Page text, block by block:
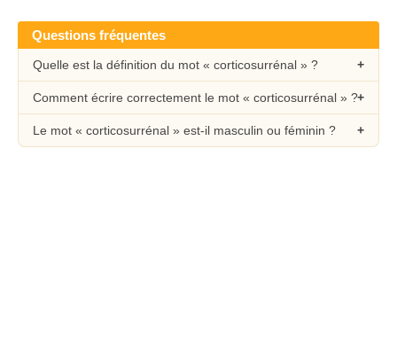
Questions fréquentes
Quelle est la définition du mot « corticosurrénal » ?
Comment écrire correctement le mot « corticosurrénal » ?
Le mot « corticosurrénal » est-il masculin ou féminin ?